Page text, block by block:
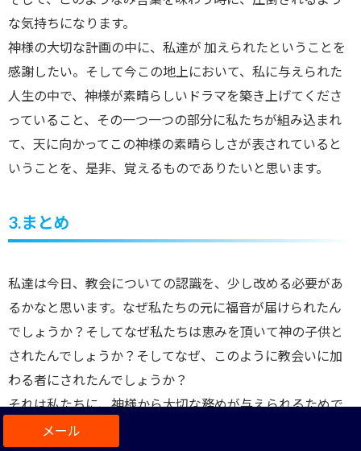
な気持ちになります。
神様の大切な計画の中に、私達が 加えられたということを
感謝したい。そして今この地上において、私に与えられた
人生の中で、神様が素晴らしいドラマを築き上げてくださ
っていること、その一つ一つの部分に私たちが組み込まれ
て、天に向かってこの神様の素晴らしさが表されていると
いうことを、是非、覚えるものでありたいと思います。
3.まとめ
私達は今日、教会についての認識を、少し改める必要があ
るかなと思います。なぜ私たちの元に福音が届けられたん
でしょうか？そしてなぜ私たちは恵みを頂いて神の子供と
されたんでしょうか？そしてなぜ、このように教会いに加
わる者にされたんでしょうか？
それは私たちに、神様から大切な務めが与えられるためで
あったということです。